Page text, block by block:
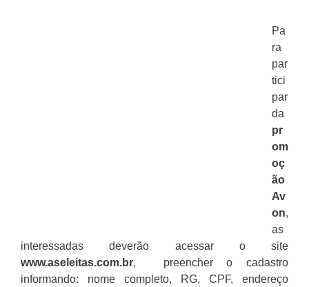
Pa
ra
par
tici
par
da
pr
om
oç
ão
Av
on,
as
interessadas deverão acessar o site
www.aseleitas.com.br, preencher o cadastro
informando: nome completo, RG, CPF, endereço